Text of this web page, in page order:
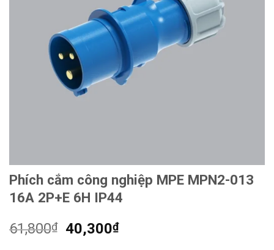
Phích cắm công nghiệp MPE MPN2-013
16A 2P+E 6H IP44
61,800₫
Giá
40,300₫Giá